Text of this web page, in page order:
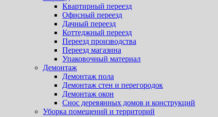
Квартирный переезд
Офисный переезд
Дачный переезд
Коттеджный переезд
Переезд производства
Переезд магазина
Упаковочный материал
Демонтаж
Демонтаж пола
Демонтаж стен и перегородок
Демонтаж окон
Снос деревянных домов и конструкций
Уборка помещений и территорий